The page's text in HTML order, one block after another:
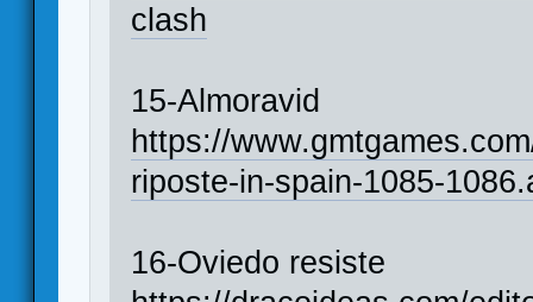
clash
15-Almoravid
https://
riposte-in-spain-1085-
16-Oviedo resiste